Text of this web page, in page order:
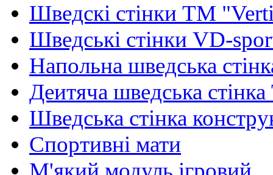
Шведскі стінки TM
Шведські стінки VD-
Напольна шведська
Деитяча шведська
Шведська стінка
Спортивні мати